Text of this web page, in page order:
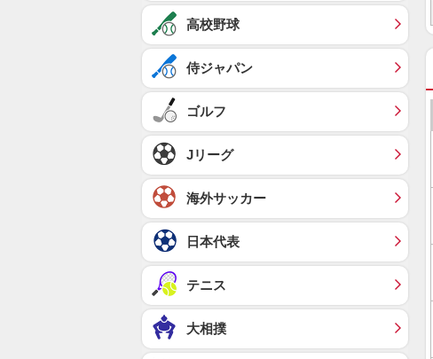
高校野球
侍ジャパン
ゴルフ
Jリーグ
海外サッカー
日本代表
テニス
大相撲